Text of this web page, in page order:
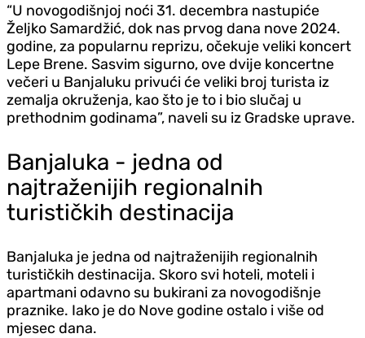
“U novogodišnjoj noći 31. decembra nastupiće
Željko Samardžić, dok nas prvog dana nove 2024.
godine, za popularnu reprizu, očekuje veliki koncert
Lepe Brene. Sasvim sigurno, ove dvije koncertne
večeri u Banjaluku privući će veliki broj turista iz
zemalja okruženja, kao što je to i bio slučaj u
prethodnim godinama”, naveli su iz Gradske uprave.
Banjaluka - jedna od
najtraženijih regionalnih
turističkih destinacija
Banjaluka je jedna od najtraženijih regionalnih
turističkih destinacija. Skoro svi hoteli, moteli i
apartmani odavno su bukirani za novogodišnje
praznike. Iako je do Nove godine ostalo i više od
mjesec dana.